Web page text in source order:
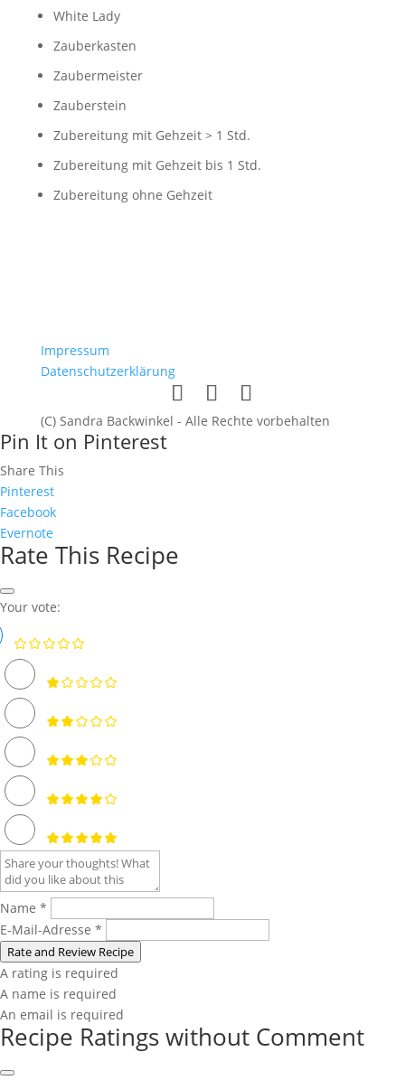
White Lady
Zauberkasten
Zaubermeister
Zauberstein
Zubereitung mit Gehzeit > 1 Std.
Zubereitung mit Gehzeit bis 1 Std.
Zubereitung ohne Gehzeit
Impressum
Datenschutzerklärung
(C) Sandra Backwinkel - Alle Rechte vorbehalten
Pin It on Pinterest
Share This
Pinterest
Facebook
Evernote
Rate This Recipe
Your vote:
Name *
E-Mail-Adresse *
Rate and Review Recipe
A rating is required
A name is required
An email is required
Recipe Ratings without Comment